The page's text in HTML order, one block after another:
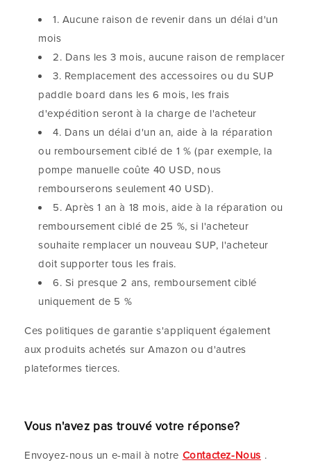
1. Aucune raison de revenir dans un délai d'un
mois
2. Dans les 3 mois, aucune raison de remplacer
3. Remplacement des accessoires ou du SUP
paddle board dans les 6 mois, les frais
d'expédition seront à la charge de l'acheteur
4. Dans un délai d'un an, aide à la réparation
ou remboursement ciblé de 1 % (par exemple, la
pompe manuelle coûte 40 USD, nous
rembourserons seulement 40 USD).
5. Après 1 an à 18 mois, aide à la réparation ou
remboursement ciblé de 25 %, si l'acheteur
souhaite remplacer un nouveau SUP, l'acheteur
doit supporter tous les frais.
6. Si presque 2 ans, remboursement ciblé
uniquement de 5 %
Ces politiques de garantie s'appliquent également
aux produits achetés sur Amazon ou d'autres
plateformes tierces.
Vous n'avez pas trouvé votre réponse?
Envoyez-nous un e-mail à notre Contactez-Nous .